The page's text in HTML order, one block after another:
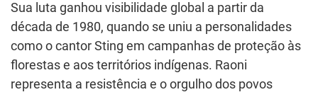
Sua luta ganhou visibilidade global a partir da
década de 1980, quando se uniu a personalidades
como o cantor Sting em campanhas de proteção às
florestas e aos territórios indígenas. Raoni
representa a resistência e o orgulho dos povos